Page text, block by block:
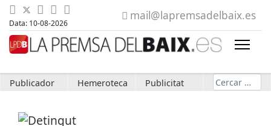
Data: 10-08-2026
mail@lapremsadelbaix.es
Publicador Hemeroteca Publicitat Cerca